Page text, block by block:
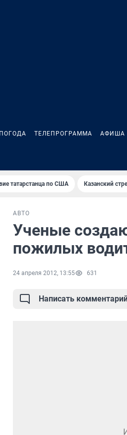
ПОГОДА ТЕЛЕПРОГРАММА АФИША
татарстанца по США Казанский
АВТО
Ученые
пожилых
24 апреля 2012, 13:55 631
Написать